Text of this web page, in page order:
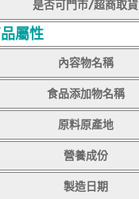
是否可門市/超商取貨
屬性
內容物名稱
食品添加物名稱
原料原產地
營養成份
製造日期